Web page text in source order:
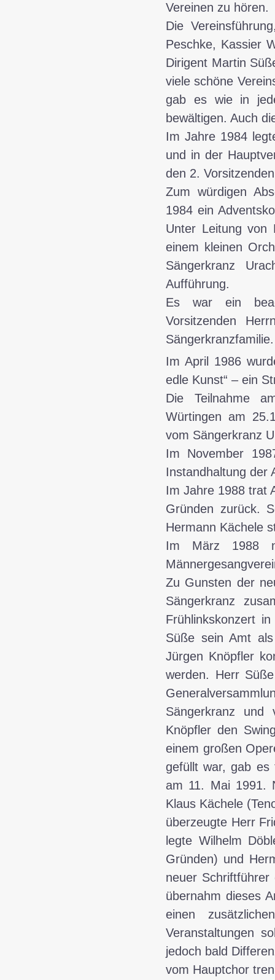
Vereinen zu hören.
Die
Peschke, Kassier
Dirigent Martin
viele schöne
gab es wie in
bewältigen. Auch
Im Jahre 1984
und in der
den 2.
Zum würdigen
1984 ein
Unter Leitung von
einem kleinen
Sängerkranz
Aufführung.
Es war ein
Vorsitzenden
Sängerkranzfamilie.
ImApril 1986
edle Kunst“ – ein
Die Teilnahme
Würtingen am
vom Sängerkranz
Im November
Instandhaltung der
Im Jahre 1988 trat
Gründen zurück.
Hermann Kächele
Im März 1988
Zu Gunsten der
Sängerkranz
Frühlinkskonzert
Süße sein Amt
Jürgen Knöpfler
werden. Herr
Sängerkranz und
Knöpfler den
einem großen
gefüllt war, gab es
am 11. Mai 1991.
Klaus Kächele
überzeugte Herr
legte Wilhelm
Gründen) und
neuer
übernahm dieses
einen
Veranstaltungen
jedoch bald
vom Hauptchor